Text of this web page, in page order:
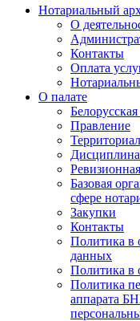
Нотариальный
О
Контакты
Оплата
О палате
Правление
Базовая
сфере
Закупки
Контакты
Политика в
данных
Политика в
Политика
аппарата